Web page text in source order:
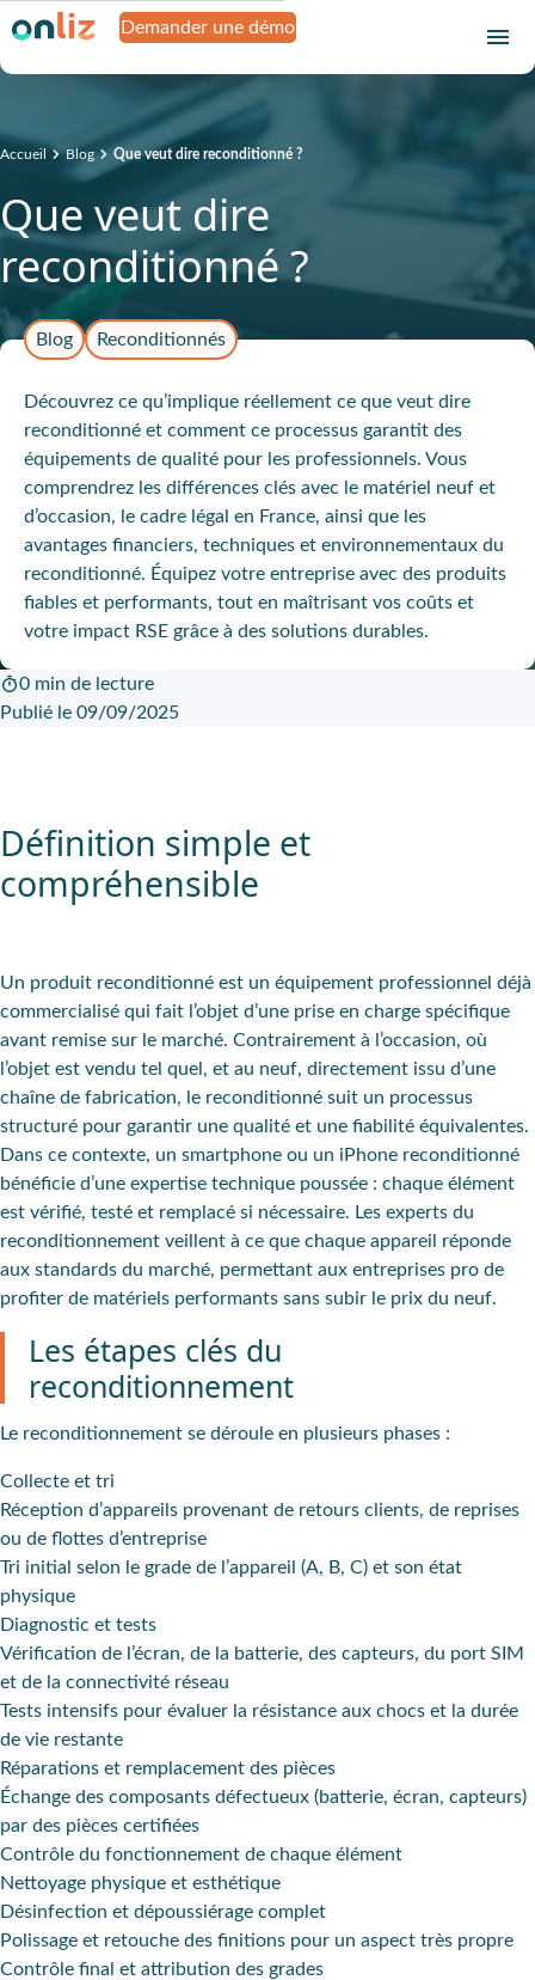
Demander une démo
Accueil Blog Que veut dire reconditionné ?
Que veut dire
reconditionné ?
Blog Reconditionnés
Découvrez ce qu’implique réellement ce que veut dire
reconditionné et comment ce processus garantit des
équipements de qualité pour les professionnels. Vous
comprendrez les différences clés avec le matériel neuf et
d’occasion, le cadre légal en France, ainsi que les
avantages financiers, techniques et environnementaux du
reconditionné. Équipez votre entreprise avec des produits
fiables et performants, tout en maîtrisant vos coûts et
votre impact RSE grâce à des solutions durables.
0 min de lecture
Publié le 09/09/2025
Définition simple et
compréhensible
Un produit reconditionné est un équipement professionnel déjà
commercialisé qui fait l’objet d’une prise en charge spécifique
avant remise sur le marché. Contrairement à l’occasion, où
l’objet est vendu tel quel, et au neuf, directement issu d’une
chaîne de fabrication, le reconditionné suit un processus
structuré pour garantir une qualité et une fiabilité équivalentes.
Dans ce contexte, un smartphone ou un iPhone reconditionné
bénéficie d’une expertise technique poussée : chaque élément
est vérifié, testé et remplacé si nécessaire. Les experts du
reconditionnement veillent à ce que chaque appareil réponde
aux standards du marché, permettant aux entreprises pro de
profiter de matériels performants sans subir le prix du neuf.
Les étapes clés du
reconditionnement
Le reconditionnement se déroule en plusieurs phases :
Collecte et tri
Réception d’appareils provenant de retours clients, de reprises
ou de flottes d’entreprise
Tri initial selon le grade de l’appareil (A, B, C) et son état
physique
Diagnostic et tests
Vérification de l’écran, de la batterie, des capteurs, du port SIM
et de la connectivité réseau
Tests intensifs pour évaluer la résistance aux chocs et la durée
de vie restante
Réparations et remplacement des pièces
Échange des composants défectueux (batterie, écran, capteurs)
par des pièces certifiées
Contrôle du fonctionnement de chaque élément
Nettoyage physique et esthétique
Désinfection et dépoussiérage complet
Polissage et retouche des finitions pour un aspect très propre
Contrôle final et attribution des grades